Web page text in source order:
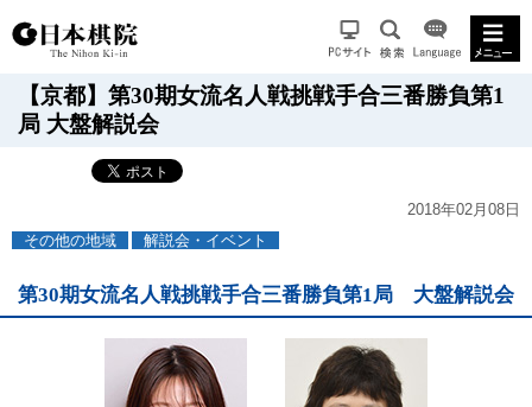
【京都】第30期女流名人戦挑戦手合三番勝負第1
局 大盤解説会
2018年02月08日
その他の地域
解説会・イベント
第30期女流名人戦挑戦手合三番勝負第1局 大盤解説会